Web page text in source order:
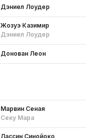
Дэниел Лоудер
Жозуэ Казимир
Дэниел Лоудер
Донован Леон
Марвин Сеная
Секу Мара
Лассин Синойоко